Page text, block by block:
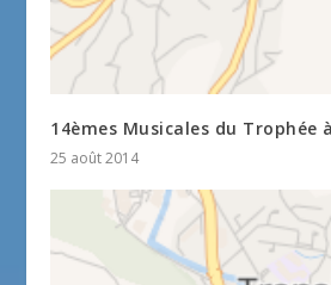
14èmes Musicales du Trophée
25 août 2014